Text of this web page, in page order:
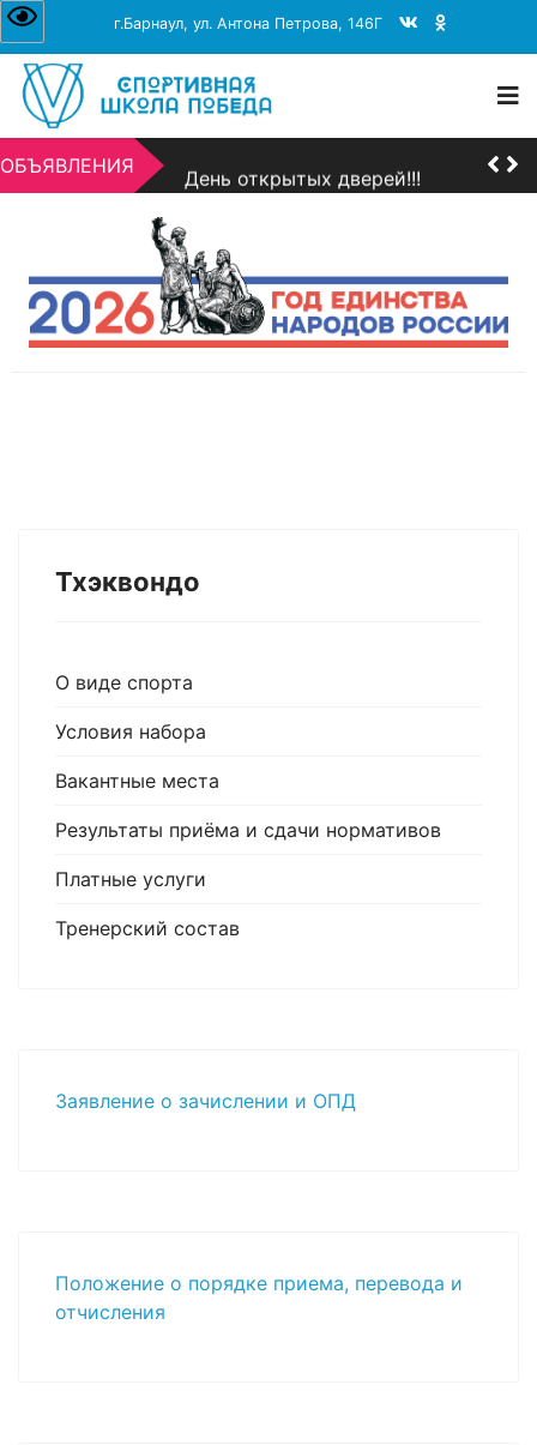
г.Барнаул, ул. Антона Петрова, 146Г
пн-пт 08:00–17:00
ОБЪЯВЛЕНИЯ
❗Информация для поступающих❗
День открытых дверей!!!
День открытых дверей!!!
Тхэквондо
О виде спорта
Условия набора
Вакантные места
Результаты приёма и сдачи нормативов
Платные услуги
Тренерский состав
Заявление о зачислении и ОПД
Положение о порядке приема, перевода и
отчисления